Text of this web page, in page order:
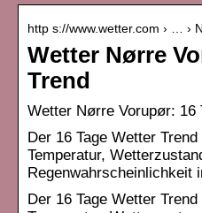
http s://www.wetter.com › … ›
Wetter Nørre
Trend
Wetter Nørre Vorupør: 16
Der 16 Tage Wetter
Temperatur,
Regenwahrscheinlichkeit
Der 16 Tage Wetter